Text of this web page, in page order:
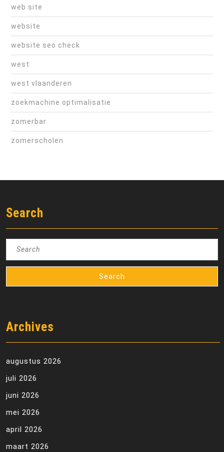
web site
website
website seo check
west
west vlaanderen
zoekmachine optimalisatie
zomerbar
zomerscholen
Search
Search
Archives
augustus 2026
juli 2026
juni 2026
mei 2026
april 2026
maart 2026